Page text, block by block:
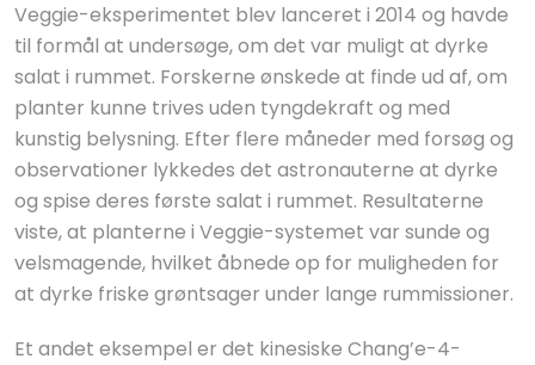
Veggie-eksperimentet blev lanceret i 2014 og havde
til formål at undersøge, om det var muligt at dyrke
salat i rummet. Forskerne ønskede at finde ud af, om
planter kunne trives uden tyngdekraft og med
kunstig belysning. Efter flere måneder med forsøg og
observationer lykkedes det astronauterne at dyrke
og spise deres første salat i rummet. Resultaterne
viste, at planterne i Veggie-systemet var sunde og
velsmagende, hvilket åbnede op for muligheden for
at dyrke friske grøntsager under lange rummissioner.
Et andet eksempel er det kinesiske Chang’e-4-